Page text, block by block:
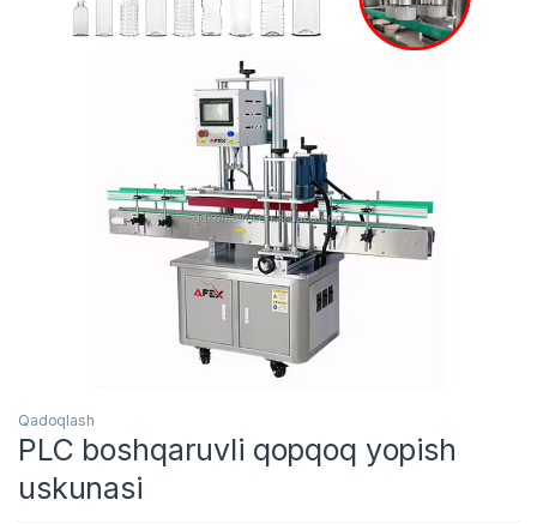
Qadoqlash
PLC boshqaruvli qopqoq yopish
uskunasi